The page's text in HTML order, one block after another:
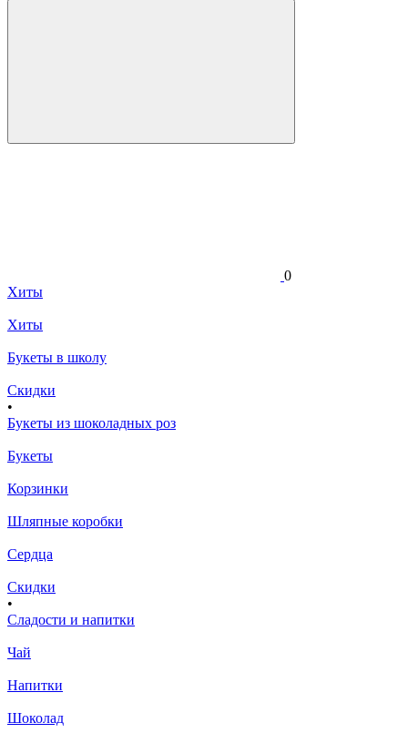
0
Хиты
Хиты
Букеты в школу
Скидки
•
Букеты из шоколадных роз
Букеты
Корзинки
Шляпные коробки
Сердца
Скидки
•
Сладости и напитки
Чай
Напитки
Шоколад